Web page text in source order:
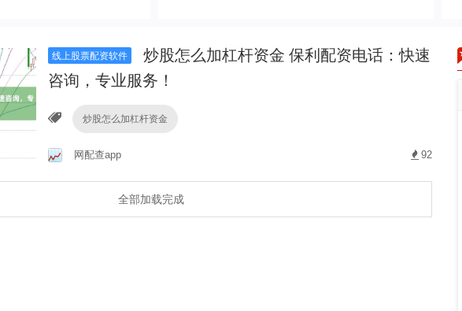
线上股票配资软件
炒股怎么加杠杆资金 保利配资电话：快速
咨询，专业服务！
炒股怎么加杠杆资金
网配查app 92
全部加载完成